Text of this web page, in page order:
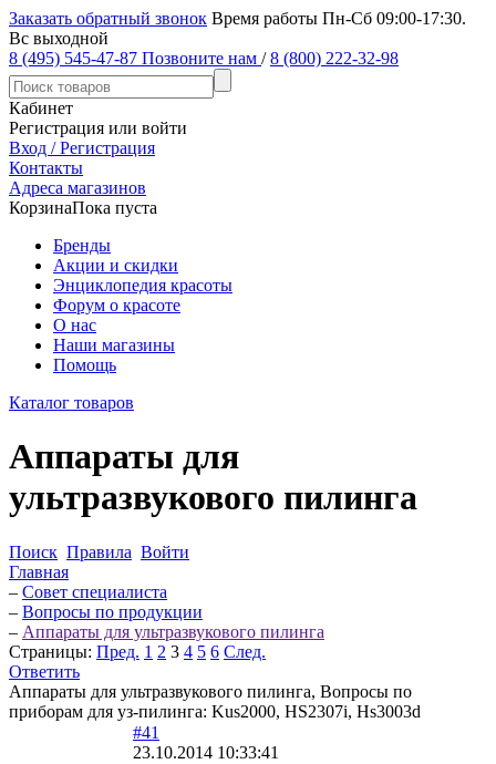
Заказать обратный звонок Время работы Пн-Сб 09:00-17:30.
Вс выходной
8 (495) 545-47-87 Позвоните нам / 8 (800) 222-32-98
Кабинет
Регистрация или войти
Вход / Регистрация
Контакты
Адреса магазинов
КорзинаПока пуста
Бренды
Акции и скидки
Энциклопедия красоты
Форум о красоте
О нас
Наши магазины
Помощь
Каталог товаров
Аппараты для
ультразвукового пилинга
Поиск Правила Войти
Главная
– Совет специалиста
– Вопросы по продукции
– Аппараты для ультразвукового пилинга
Страницы: Пред. 1 2 3 4 5 6 След.
Ответить
Аппараты для ультразвукового пилинга, Вопросы по
приборам для уз-пилинга: Kus2000, HS2307i, Hs3003d
#41
23.10.2014 10:33:41